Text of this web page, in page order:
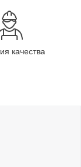
качества